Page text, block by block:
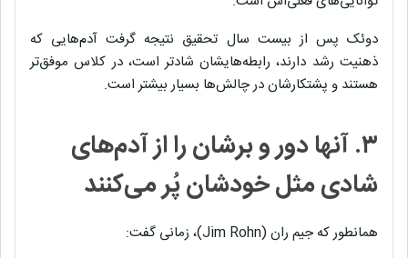
دوئک پس از بیست سال تحقیق نتیجه گرفت آدم‌هایی که
ذهنیت رشد دارند، رابطه‌هایشان شادتر است، در کلاس موفق‌تر
هستند و پشتکارشان در چالش‌ها بسیار بیشتر است.
۳. آنها دور و برشان را از آدم‌های
شادی مثل خودشان پُر می‌کنند
همانطور که جیم ران (Jim Rohn)، زمانی گفت: